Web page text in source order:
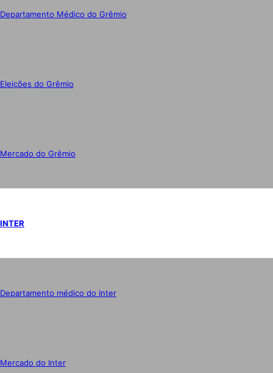
Departamento Médico do Grêmio
Eleições do Grêmio
Mercado do Grêmio
INTER
Departamento médico do Inter
Mercado do Inter